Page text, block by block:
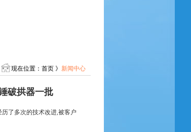
现在位置：首页 》 新闻中心
破拱器一批
了多次的技术改进,被客户